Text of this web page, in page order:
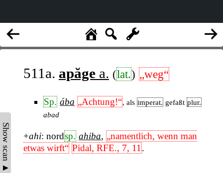
Show scan ▲
511a. apăge a. (lat.) „weg“
Sp. ába „Achtung!“, als imperat. gefaßt plur.
abad
+ahi: nordsp. ahiba, „namentlich, wenn man
etwas wirft“ Pidal, RFE., 7, 11.